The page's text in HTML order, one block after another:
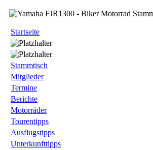
Startseite
Stammtisch
Mitglieder
Termine
Berichte
Motorräder
Tourentipps
Ausflugstipps
Unterkunfttipps